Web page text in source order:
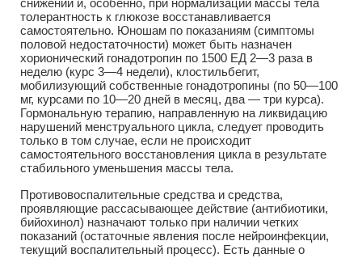
снижении и, особенно, при нормализации массы тела
толерантность к глюкозе восстанавливается
самостоятельно. Юношам по показаниям (симптомы
половой недостаточности) может быть назначен
хорионический гонадотропин по 1500 ЕД 2—3 раза в
неделю (курс 3—4 недели), клостильбегит,
мобилизующий собственные гонадотропины (по 50—100
мг, курсами по 10—20 дней в месяц, два — три курса).
Гормональную терапию, направленную на ликвидацию
нарушений менструального цикла, следует проводить
только в том случае, если не происходит
самостоятельного восстановления цикла в результате
стабильного уменьшения массы тела.
Противовоспалительные средства и средства,
проявляющие рассасывающее действие (антибиотики,
бийохинол) назначают только при наличии четких
показаний (остаточные явления после нейроинфекции,
текущий воспалительный процесс). Есть данные о